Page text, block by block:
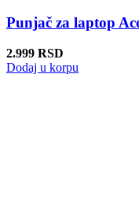
Punjač za laptop
2.999 RSD
Dodaj u korpu